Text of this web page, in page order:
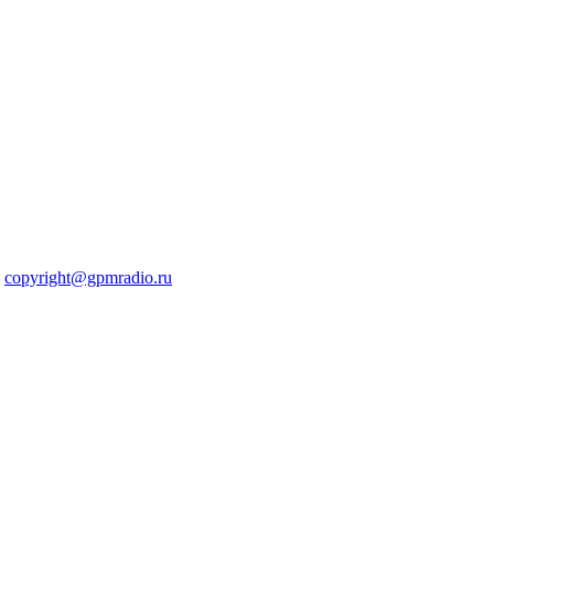
copyright@gpmradio.ru